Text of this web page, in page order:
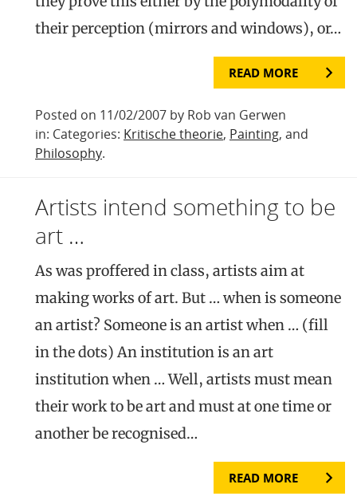
their perception (mirrors and windows), or…
READ MORE
Posted on 11/02/2007 by Rob van Gerwen
in: Categories: Kritische theorie, Painting, and
Philosophy.
Artists intend something to be
art …
As was proffered in class, artists aim at
making works of art. But … when is someone
an artist? Someone is an artist when … (fill
in the dots) An institution is an art
institution when … Well, artists must mean
their work to be art and must at one time or
another be recognised…
READ MORE